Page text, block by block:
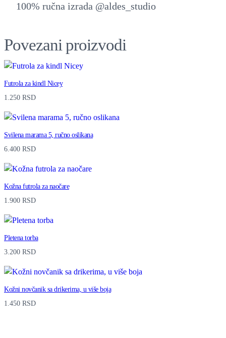
100% ručna izrada @aldes_studio
Povezani proizvodi
Futrola za kindl Nicey
1.250 RSD
Svilena marama 5, ručno oslikana
6.400 RSD
Kožna futrola za naočare
1.900 RSD
Pletena torba
3.200 RSD
Kožni novčanik sa drikerima, u više boja
1.450 RSD